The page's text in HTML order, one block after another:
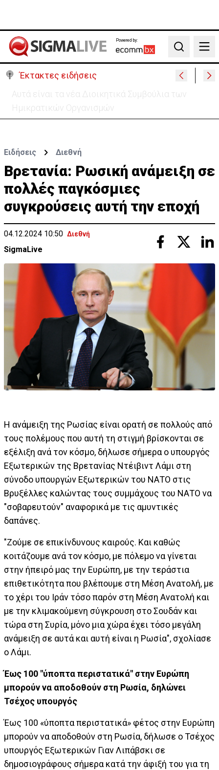
Powered by:
Search
Έκτακτες ειδήσεις
Έκκληση για 37χρονη μητέρα τριών παιδιών - Δίνει
μάχη με σπάνια μορφή καρκίνου
Ειδήσεις Διεθνή
Βρετανία: Ρωσική ανάμειξη σε
πολλές παγκόσμιες
συγκρούσεις αυτή την εποχή
04.12.2024 10:50 Διεθνή
SigmaLive
Η ανάμειξη της Ρωσίας είναι ορατή σε πολλούς από
τους πολέμους που αυτή τη στιγμή βρίσκονται σε
εξέλιξη ανά τον κόσμο, δήλωσε σήμερα ο υπουργός
Εξωτερικών της Βρετανίας Ντέιβιντ Λάμι στη
σύνοδο υπουργών Εξωτερικών του ΝΑΤΟ στις
Βρυξέλλες καλώντας τους συμμάχους του ΝΑΤΟ να
"σοβαρευτούν" αναφορικά με τις αμυντικές
δαπάνες.
"Ζούμε σε επικίνδυνους καιρούς. Και καθώς
κοιτάζουμε ανά τον κόσμο, με πόλεμο να γίνεται
στην ήπειρό μας την Ευρώπη, με την τεράστια
επιθετικότητα που βλέπουμε στη Μέση Ανατολή, με
το χέρι του Ιράν τόσο παρόν στη Μέση Ανατολή και
με την κλιμακούμενη σύγκρουση στο Σουδάν και
τώρα στη Συρία, μόνο μια χώρα έχει τόσο μεγάλη
ανάμειξη σε αυτά και αυτή είναι η Ρωσία", σχολίασε
ο Λάμι.
Έως 100 "ύποπτα περιστατικά" στην Ευρώπη
μπορούν να αποδοθούν στη Ρωσία, δηλώνει
Τσέχος υπουργός
Έως 100 «ύποπτα περιστατικά» φέτος στην Ευρώπη
μπορούν να αποδοθούν στη Ρωσία, δήλωσε ο Τσέχος
υπουργός Εξωτερικών Γιαν Λιπάβσκι σε
δημοσιογράφους σήμερα κατά την άφιξή του για τη